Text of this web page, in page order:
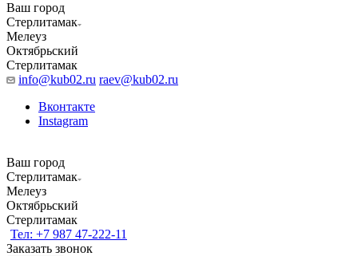
Ваш город
Стерлитамак
Мелеуз
Октябрьский
Стерлитамак
info@kub02.ru raev@kub02.ru
Вконтакте
Instagram
Ваш город
Стерлитамак
Мелеуз
Октябрьский
Стерлитамак
Тел: +7 987 47-222-11
Заказать звонок